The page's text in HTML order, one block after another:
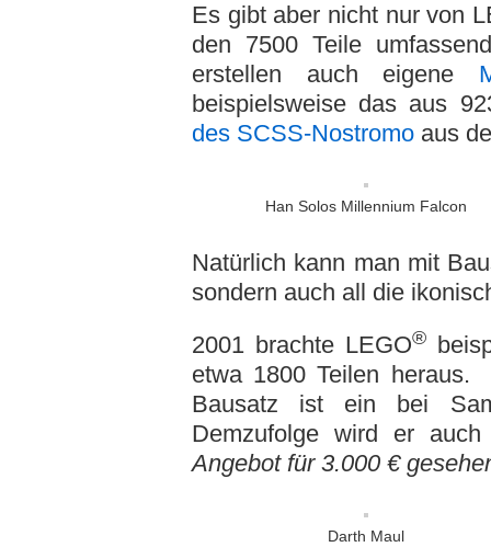
Es gibt aber nicht nur von
den 7500 Teile
erstellen auch eigene
beispielsweise das aus
des SCSS-Nostromo aus
Han Solos Millennium Falcon
Natürlich kann man mit
sondern auch all die
2001 brachte LEGO®
etwa 1800 Teilen heraus.
Bausatz ist ein bei
Demzufolge wird er
Angebot für 3.000 €
Darth Maul